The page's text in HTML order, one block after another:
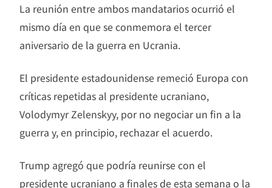
La reunión entre ambos mandatarios ocurrió el
mismo día en que se conmemora el tercer
aniversario de la guerra en Ucrania.
El presidente estadounidense remeció Europa con
críticas repetidas al presidente ucraniano,
Volodymyr Zelenskyy, por no negociar un fin a la
guerra y, en principio, rechazar el acuerdo.
Trump agregó que podría reunirse con el
presidente ucraniano a finales de esta semana o la